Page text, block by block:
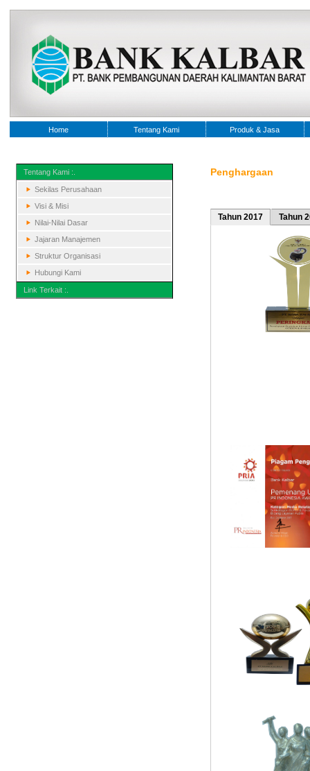
Home Tentang Kami Produk & Jasa
Tentang Kami :.
Sekilas Perusahaan
Visi & Misi
Nilai-Nilai Dasar
Jajaran Manajemen
Struktur Organisasi
Hubungi Kami
Link Terkait :.
Penghargaan
Tahun 2017 Tahun